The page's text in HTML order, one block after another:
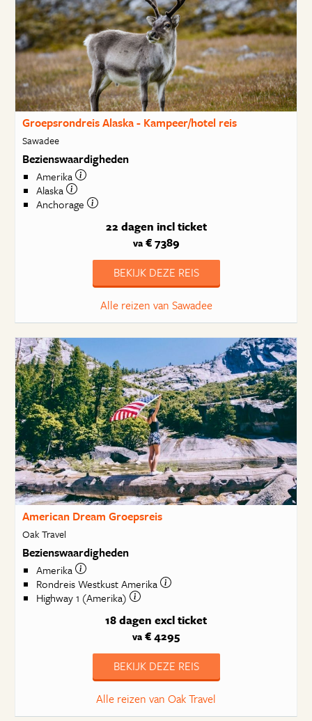
Groepsrondreis Alaska - Kampeer/hotel reis
Sawadee
Bezienswaardigheden
Amerika
Alaska
Anchorage
22 dagen incl ticket
va€ 7389
BEKIJK DEZE REIS
Alle reizen van Sawadee
American Dream Groepsreis
Oak Travel
Bezienswaardigheden
Amerika
Rondreis Westkust Amerika
Highway 1 (Amerika)
18 dagen excl ticket
va € 4295
BEKIJK DEZE REIS
Alle reizen van Oak Travel